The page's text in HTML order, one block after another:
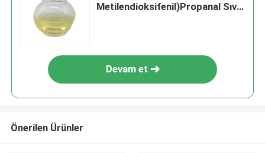
Metilendioksifenil)Propanal Sıvı
Devam et
Önerilen Ürünler